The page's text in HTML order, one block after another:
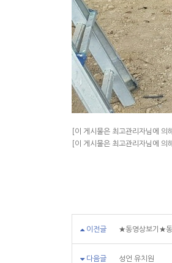
[이 게시물은 최고관리자님에
[이 게시물은 최고관리자님에
이전글 ★동영상보기★
다음글 성언 유치원